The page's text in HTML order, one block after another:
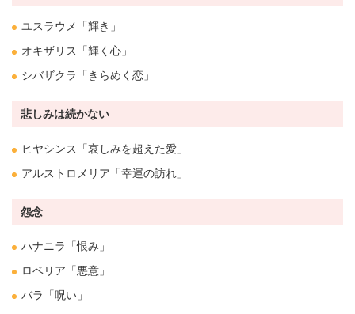
ユスラウメ
「輝き」
オキザリス
「輝く心」
シバザクラ
「きらめく恋」
悲しみは続かない
ヒヤシンス 「哀しみを超えた愛 」
アルストロメリア 「幸運の訪れ」
怨念
ハナニラ
「恨み」
ロベリア 「悪意」
バラ
「呪い」